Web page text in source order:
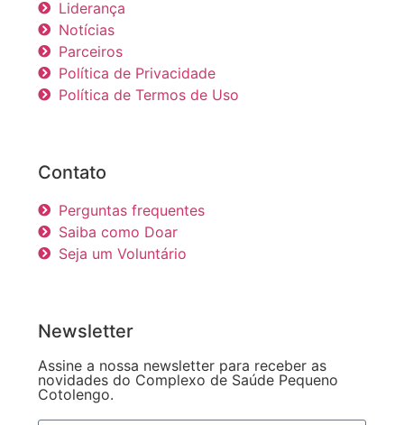
Liderança
Notícias
Parceiros
Política de Privacidade
Política de Termos de Uso
Contato
Perguntas frequentes
Saiba como Doar
Seja um Voluntário
Newsletter
Assine a nossa newsletter para receber as
novidades do Complexo de Saúde Pequeno
Cotolengo.